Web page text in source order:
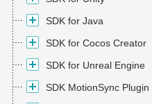
SDK for Java
SDK for Cocos Creator
SDK for Unreal Engine
SDK MotionSync Plugin